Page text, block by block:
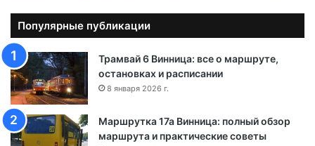
л
о
т
о
н
о
ш
а
Популярные публикации
Трамвай 6 Винница: все о маршруте,
остановках и расписании
8 января 2026 г.
Маршрутка 17а Винница: полный обзор
маршрута и практические советы